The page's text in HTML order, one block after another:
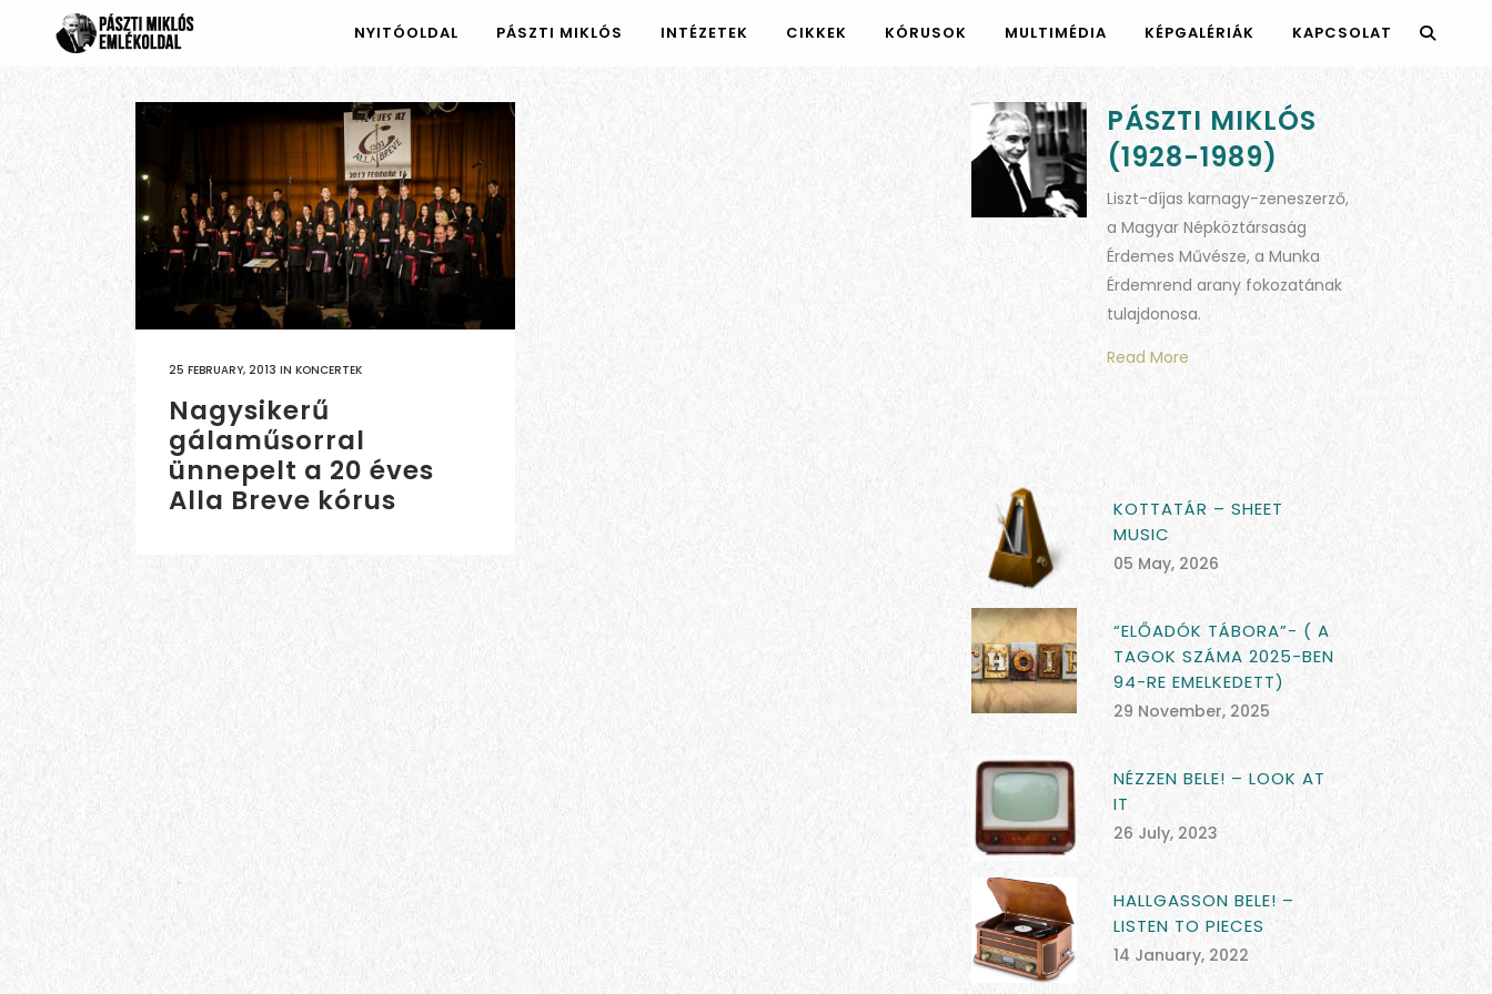
NYITÓOLDAL PÁSZTI MIKLÓS INTÉZETEK CIKKEK KÓRUSOK MULTIMÉDIA KÉPGALÉRIÁK KAPCSOLAT
25 FEBRUARY, 2013 IN KONCERTEK
Nagysikerű
gálaműsorral
ünnepelt a 20 éves
Alla Breve kórus
PÁSZTI MIKLÓS
(1928-1989)
Liszt-díjas karnagy-zeneszerző,
a Magyar Népköztársaság
Érdemes Művésze, a Munka
Érdemrend arany fokozatának
tulajdonosa.
Read More
KOTTATÁR – SHEET
MUSIC
05 May, 2026
“ELŐADÓK TÁBORA”- ( A
TAGOK SZÁMA 2025-BEN
94-RE EMELKEDETT)
29 November, 2025
NÉZZEN BELE! – LOOK AT
IT
26 July, 2023
HALLGASSON BELE! –
LISTEN TO PIECES
14 January, 2022